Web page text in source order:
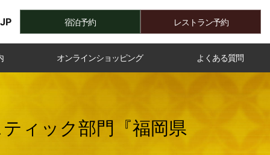
JP 宿泊予約 レストラン予約
オンラインショッピング よくある質問
ィック部門『福岡県